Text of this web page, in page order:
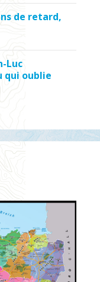
de retard,
Luc
qui oublie